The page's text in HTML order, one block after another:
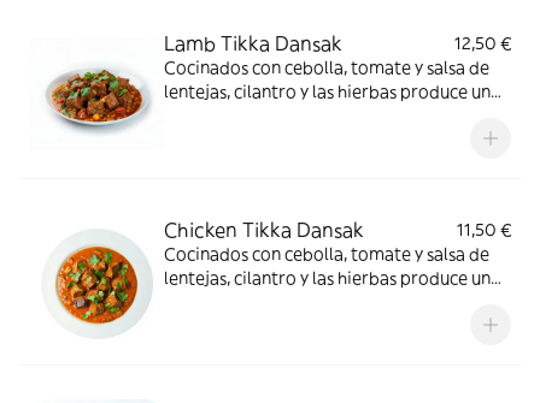
Lamb Tikka Dansak
12,50 €
Cocinados con cebolla, tomate y salsa de
lentejas, cilantro y las hierbas produce un
Chicken Tikka Dansak
11,50 €
Cocinados con cebolla, tomate y salsa de
lentejas, cilantro y las hierbas produce un